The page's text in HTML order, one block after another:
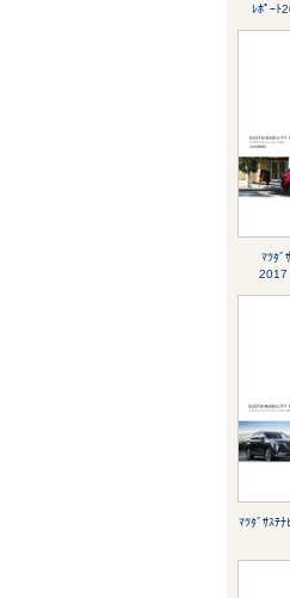
ﾚﾎﾟｰﾄ
ﾏﾂﾀﾞ
2017
ﾏﾂﾀﾞｻｽﾃ